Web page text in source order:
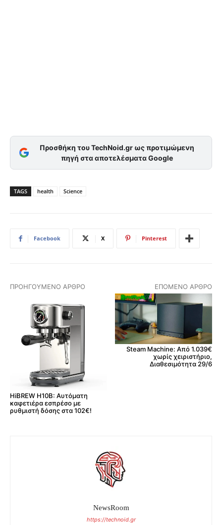
Προσθήκη του TechNoid.gr ως προτιμώμενη
πηγή στα αποτελέσματα Google
TAGS health Science
Facebook X Pinterest
ΠΡΟΗΓΟΎΜΕΝΟ ΆΡΘΡΟ
HiBREW H10B: Αυτόματη
καφετιέρα εσπρέσο με
ρυθμιστή δόσης στα 102€!
ΕΠΌΜΕΝΟ ΆΡΘΡΟ
Steam Machine: Από 1.039€
χωρίς χειριστήριο,
Διαθεσιμότητα 29/6
NewsRoom
https://technoid.gr